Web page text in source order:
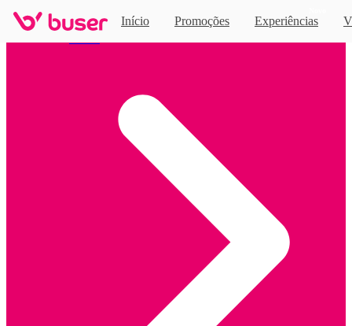
Início Promoções Experiências